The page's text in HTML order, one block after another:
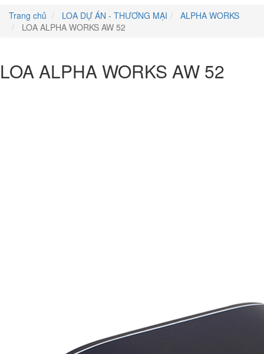
Trang chủ
LOA DỰ ÁN - THƯƠNG MẠI
ALPHA WORKS
LOA ALPHA WORKS AW 52
LOA ALPHA WORKS AW 52